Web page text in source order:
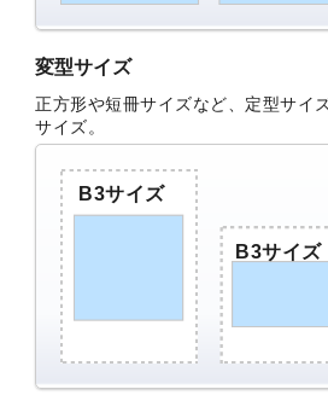
変型サイズ
正方形や短冊サイズなど、定型サイ
サイズ。
B3サイズ
B3サイズ